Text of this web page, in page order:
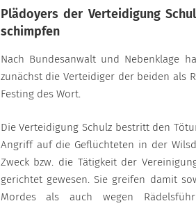
Plädoyers der Verteidigung
schimpfen
Nach Bundesanwalt und Nebenklage
zunächst die Verteidiger der beiden als
Festing des Wort.
Die Verteidigung Schulz bestritt den
Angriff auf die Geflüchteten in der
Zweck bzw. die Tätigkeit der
gerichtet gewesen. Sie greifen damit
Mordes als auch wegen